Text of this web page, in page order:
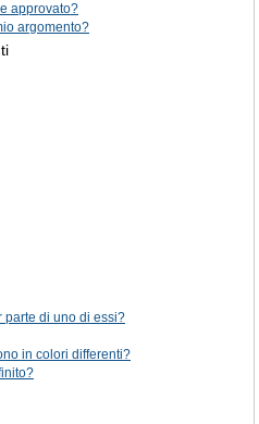
approvato?
argomento?
parte di uno di essi?
in colori differenti?